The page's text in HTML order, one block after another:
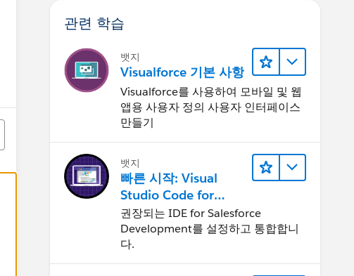
관련 학습
뱃지
Visualforce 기본 사항
Visualforce를 사용하여 모바일 및 웹
앱용 사용자 정의 사용자 인터페이스
만들기
뱃지
빠른 시작: Visual
Studio Code for
Salesforce
Development
권장되는 IDE for Salesforce
Development를 설정하고 통합합니
다.